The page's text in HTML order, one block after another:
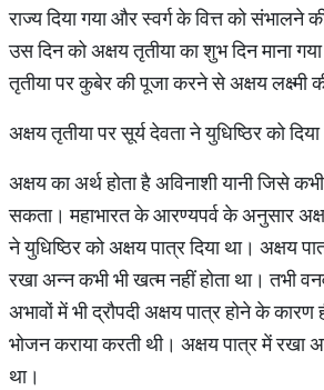
राज्य दिया गया और स्वर्ग के वित्त को संभालने
उस दिन को अक्षय तृतीया का शुभ दिन माना
तृतीया पर कुबेर की पूजा करने से अक्षय लक्ष्मी की
​अक्षय तृतीया पर सूर्य देवता ने युधिष्ठिर को
अक्षय का अर्थ होता है अविनाशी यानी जिसे
सकता। महाभारत के आरण्यपर्व के अनुसार
ने युधिष्ठिर को अक्षय पात्र दिया था। अक्षय
रखा अन्न कभी भी खत्म नहीं होता था। तभी
अभावों में भी द्रौपदी अक्षय पात्र होने के कारण
भोजन कराया करती थी। अक्षय पात्र में रखा
था।